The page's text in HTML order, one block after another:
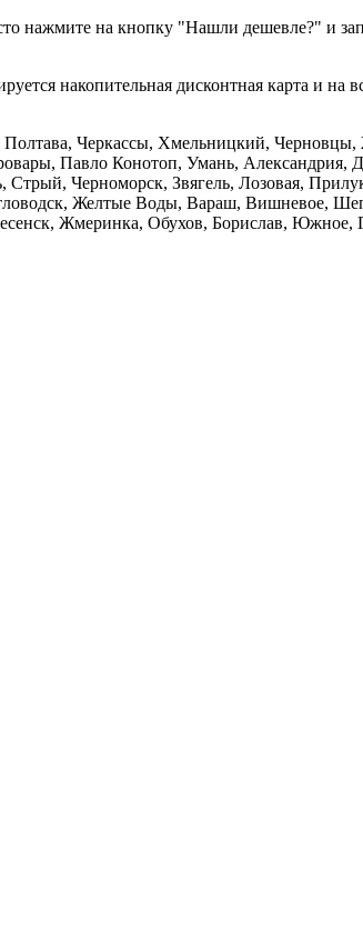
нажмите на кнопку "Нашли дешевле?" и
накопительная дисконтная карта и на
Полтава, Черкассы, Хмельницкий,
Павло Конотоп, Умань, Александрия,
Черноморск, Звягель, Лозовая,
Желтые Воды, Вараш, Вишневое,
Жмеринка, Обухов, Борислав, Южное,